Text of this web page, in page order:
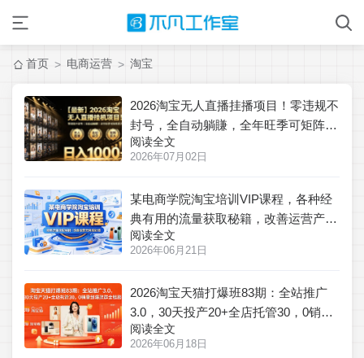
首页 > 电商运营 > 淘宝
2026淘宝无人直播挂播项目！零违规不
封号，全自动躺賺，全年旺季可矩阵放
大，日入1000+【揭秘】
阅读全文
2026年07月02日
某电商学院淘宝培训VIP课程，各种经
典有用的流量获取秘籍，改善运营产品
没利润的处境(2026年6月)
阅读全文
2026年06月21日
2026淘宝天猫打爆班83期：全站推广
3.0，30天投产20+全店托管30，0销量
到爆款群全链路
阅读全文
2026年06月18日